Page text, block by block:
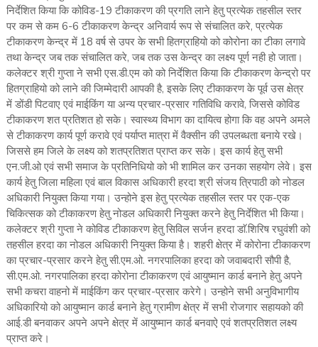
निर्देशित किया कि कोविड-19 टीकाकरण की प्रगति लाने हेतु प्रत्येक तहसील स्तर
पर कम से कम 6-6 टीकाकरण केन्द्र अनिवार्य रूप से संचालित करे, प्रत्येक
टीकाकरण केन्द्र में 18 वर्ष से उपर के सभी हितग्राहियो को कोरोना का टीका लगावे
तथा केन्द्र जब तक संचालित करे, जब तक उस केन्द्र का लक्ष्य पूर्ण नही हो जाता।
कलेक्टर श्री गुप्ता ने सभी एस.डी.एम को को निर्देशित किया कि टीकाकरण केन्द्रो पर
हितग्राहियो को लाने की जिम्मेदारी आपकी है, इसके लिए टीकाकरण के पूर्व उस क्षेत्र
में डोंडी पिटवाए एवं माईकिंग या अन्य प्रचार-प्रसार गतिविधि करावे, जिससे कोविड
टीकाकरण शत प्रतिशत हो सके। स्वास्थ्य विभाग का दायित्व होगा कि वह अपने अमले
से टीकाकरण कार्य पूर्ण करावे एवं पर्याप्त मात्रा में वैक्सीन की उपलब्धता बनाये रखे।
जिससे हम जिले के लक्ष्य को शतप्रतिशत प्राप्त कर सके। इस कार्य हेतु सभी
एन.जी.ओ एवं सभी समाज के प्रतिनिधियो को भी शामिल कर उनका सहयोग लेवे। इस
कार्य हेतु जिला महिला एवं बाल विकास अधिकारी हरदा श्री संजय त्रिपाठी को नोडल
अधिकारी नियुक्त किया गया। उन्होने इस हेतु प्रत्येक तहसील स्तर पर एक-एक
चिकित्सक को टीकाकरण हेतु नोडल अधिकारी नियुक्त करने हेतु निर्देशित भी किया।
कलेक्टर श्री गुप्ता ने कोविड टीकाकरण हेतु सिविल सर्जन हरदा डाॅ.शिरिष रघुवंशी को
तहसील हरदा का नोडल अधिकारी नियुक्त किया है। शहरी क्षेत्र में कोरोना टीकाकरण
का प्रचार-प्रसार करने हेतु सी.एम.ओ. नगरपालिका हरदा को जवाबदारी सौपी है,
सी.एम.ओ. नगरपालिका हरदा कोरोना टीकाकरण एवं आयुष्मान कार्ड बनाने हेतु अपने
सभी कचरा वाहनो में माईकिंग कर प्रचार-प्रसार करेगे। उन्होने सभी अनुविभागीय
अधिकारियो को आयुष्मान कार्ड बनाने हेतु ग्रामीण क्षेत्र में सभी रोजगार सहायको की
आई.डी बनवाकर अपने अपने क्षेत्र में आयुष्मान कार्ड बनवाऐ एवं शतप्रतिशत लक्ष्य
प्राप्त करे।